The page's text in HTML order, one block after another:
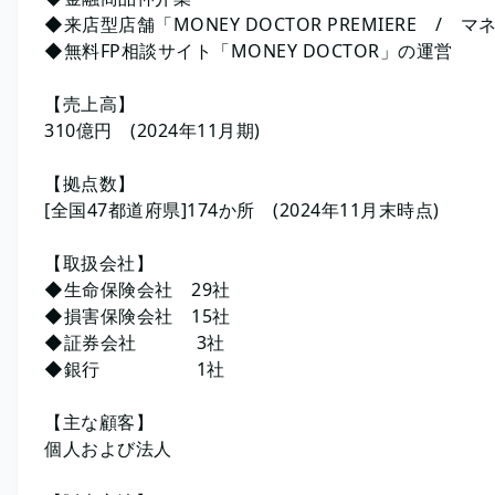
◆来店型店舗「MONEY DOCTOR PREMIERE / マ
◆無料FP相談サイト「MONEY DOCTOR」の運営
【売上高】
310億円 (2024年11月期)
【拠点数】
[全国47都道府県]174か所 (2024年11月末時点)
【取扱会社】
◆生命保険会社 29社
◆損害保険会社 15社
◆証券会社 3社
◆銀行 1社
【主な顧客】
個人および法人